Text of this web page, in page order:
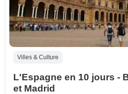
Villes & Culture
L'Espagne en 10 jours -
et Madrid